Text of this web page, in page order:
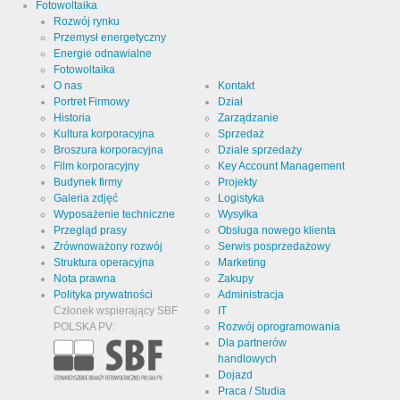
Fotowoltaika
Rozwój rynku
Przemysł energetyczny
Energie odnawialne
Fotowoltaika
O nas
Portret Firmowy
Historia
Kultura korporacyjna
Broszura korporacyjna
Film korporacyjny
Budynek firmy
Galeria zdjęć
Wyposażenie techniczne
Przegląd prasy
Zrównoważony rozwój
Struktura operacyjna
Nota prawna
Polityka prywatności
Członek wspierający SBF
POLSKA PV:
Kontakt
Dział
Zarządzanie
Sprzedaż
Dziale sprzedaży
Key Account Management
Projekty
Logistyka
Wysyłka
Obsługa nowego klienta
Serwis posprzedażowy
Marketing
Zakupy
Administracja
IT
Rozwój oprogramowania
Dla partnerów
handlowych
Dojazd
Praca / Studia
Nazwa LinkedIn
Dostawca
Przeznaczenie
z serwisu
LinkedIn do
internetowej.
dane
statystyczne
sposobu
korzystania
z witryny
odwiedzającego.
Nazwa pliku
cookie
Cookie Runtime
Infos schließen